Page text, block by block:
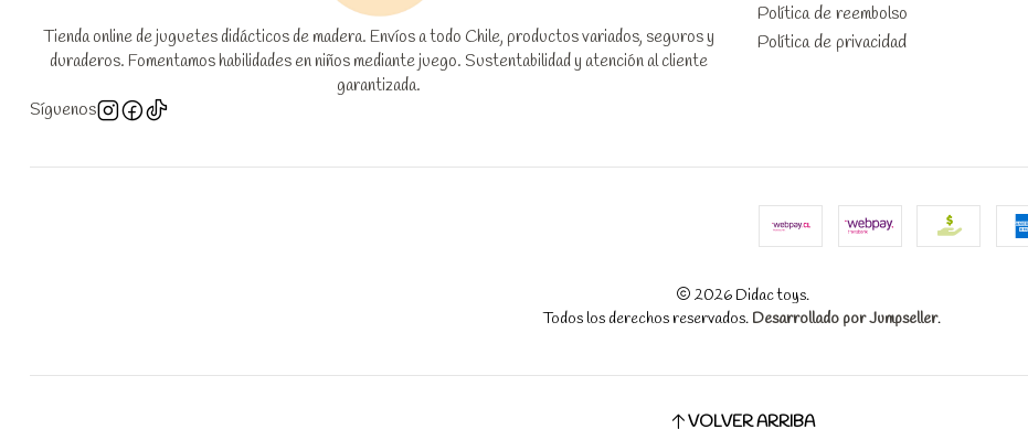
Tienda online de juguetes didácticos de madera. Envíos a todo Chile, productos variados, seguros y
duraderos. Fomentamos habilidades en niños mediante juego. Sustentabilidad y atención al cliente
garantizada.
Síguenos
Política de reembolso
Política de privacidad
2026 Didac toys.
Todos los derechos reservados. Desarrollado por Jumpseller.
VOLVER ARRIBA